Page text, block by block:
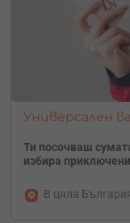
Универсален
Ти посочваш
избира
В цяла